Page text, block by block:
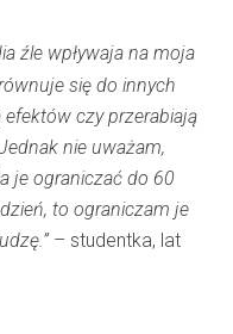
źle wpływaja na moja
się do innych
czy przerabiają
nie uważam,
je ograniczać do 60
to ograniczam je
– studentka, lat